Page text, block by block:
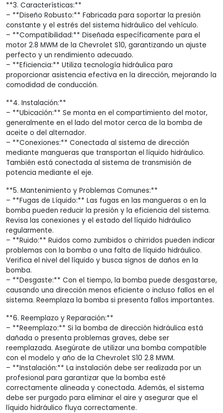
**3. Características:**
– **Diseño Robusto:** Fabricada para soportar la presión
constante y el estrés del sistema hidráulico del vehículo.
– **Compatibilidad:** Diseñada específicamente para el
motor 2.8 MWM de la Chevrolet S10, garantizando un ajuste
perfecto y un rendimiento adecuado.
– **Eficiencia:** Utiliza tecnología hidráulica para
proporcionar asistencia efectiva en la dirección, mejorando la
comodidad de conducción.
**4. Instalación:**
– **Ubicación:** Se monta en el compartimiento del motor,
generalmente en el lado del motor cerca de la bomba de
aceite o del alternador.
– **Conexiones:** Conectada al sistema de dirección
mediante mangueras que transportan el líquido hidráulico.
También está conectada al sistema de transmisión de
potencia mediante el eje.
**5. Mantenimiento y Problemas Comunes:**
– **Fugas de Líquido:** Las fugas en las mangueras o en la
bomba pueden reducir la presión y la eficiencia del sistema.
Revisa las conexiones y el estado del líquido hidráulico
regularmente.
– **Ruido:** Ruidos como zumbidos o chirridos pueden indicar
problemas con la bomba o una falta de líquido hidráulico.
Verifica el nivel del líquido y busca signos de daños en la
bomba.
– **Desgaste:** Con el tiempo, la bomba puede desgastarse,
causando una dirección menos eficiente o incluso fallos en el
sistema. Reemplaza la bomba si presenta fallos importantes.
**6. Reemplazo y Reparación:**
– **Reemplazo:** Si la bomba de dirección hidráulica está
dañada o presenta problemas graves, debe ser
reemplazada. Asegúrate de utilizar una bomba compatible
con el modelo y año de la Chevrolet S10 2.8 MWM.
– **Instalación:** La instalación debe ser realizada por un
profesional para garantizar que la bomba esté
correctamente alineada y conectada. Además, el sistema
debe ser purgado para eliminar el aire y asegurar que el
líquido hidráulico fluya correctamente.